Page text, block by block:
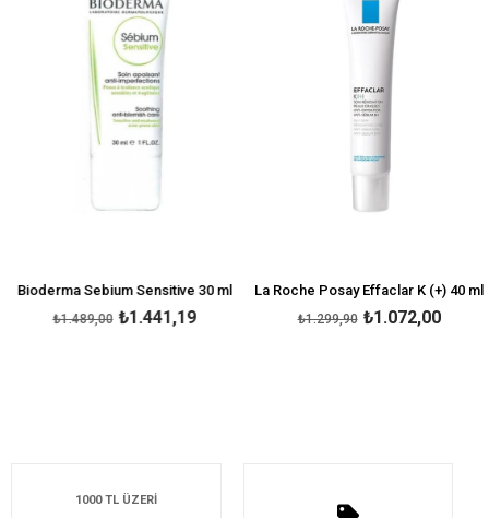
Bioderma Sebium Sensitive 30 ml
₺1.441,19
₺1.489,00
La Roche Posay Effaclar K (+) 40 ml
₺1.072,00
₺1.299,90
1000 TL ÜZERİ